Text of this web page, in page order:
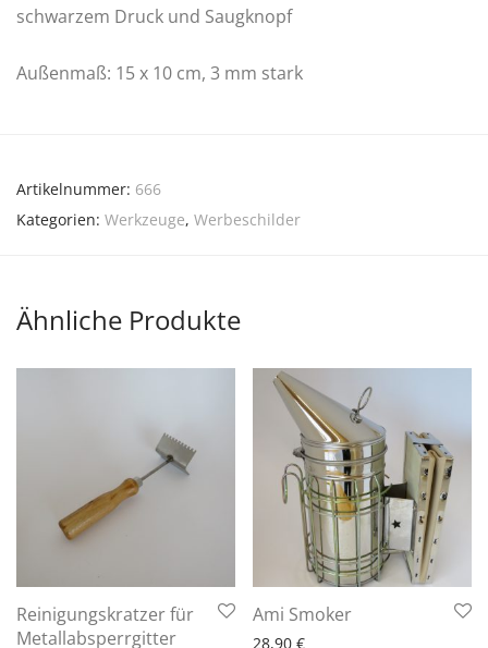
schwarzem Druck und Saugknopf
Außenmaß: 15 x 10 cm, 3 mm stark
Artikelnummer: 666
Kategorien: Werkzeuge, Werbeschilder
Ähnliche Produkte
Reinigungskratzer für
Metallabsperrgitter
6 - 10 Arbeitstage
Ami Smoker
28,90 €
6 - 10 Arbeitstage